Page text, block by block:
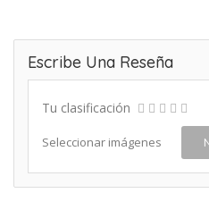
Escribe Una Reseña
Tu clasificación
Seleccionar imágenes